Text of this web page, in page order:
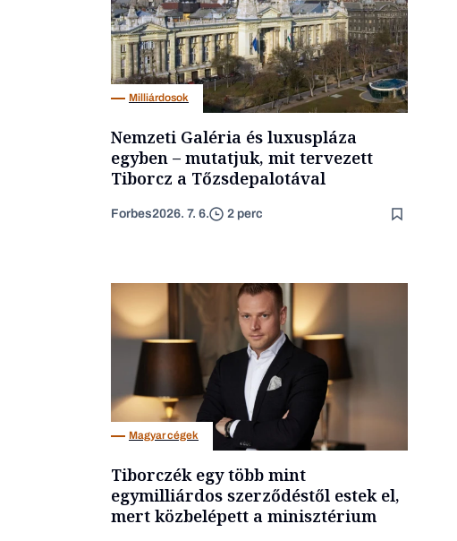
Milliárdosok
Nemzeti Galéria és luxuspláza
egyben – mutatjuk, mit tervezett
Tiborcz a Tőzsdepalotával
Forbes2026. 7. 6. 2 perc
Magyar cégek
Tiborczék egy több mint
egymilliárdos szerződéstől estek el,
mert közbelépett a minisztérium